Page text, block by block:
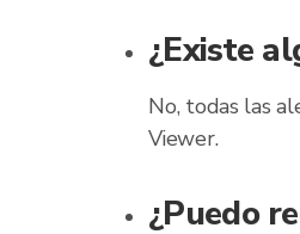
¿Existe
No, todas las
Viewer.
¿Puedo